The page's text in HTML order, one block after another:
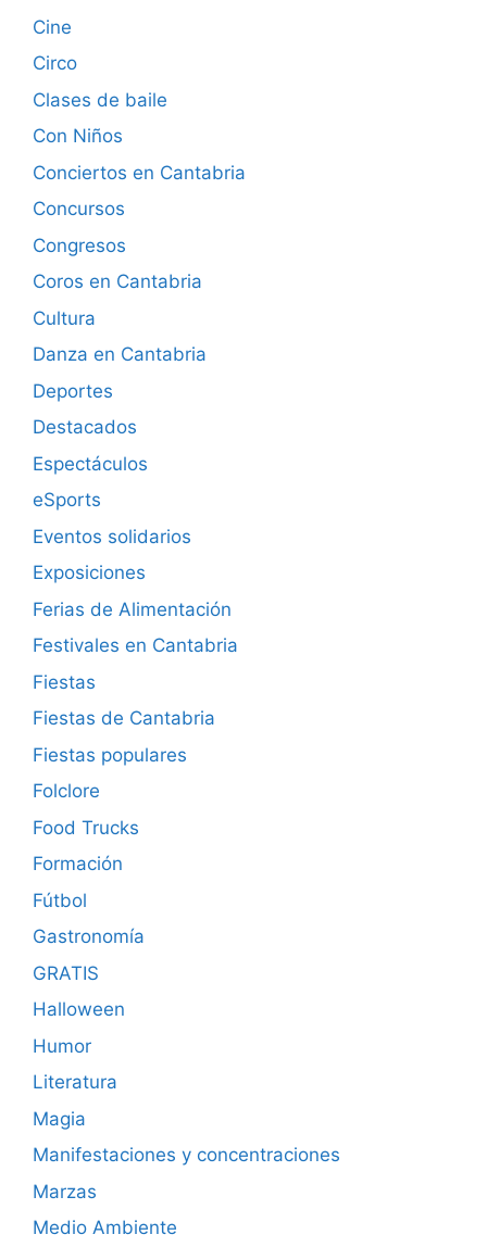
Cine
Circo
Clases de baile
Con Niños
Conciertos en Cantabria
Concursos
Congresos
Coros en Cantabria
Cultura
Danza en Cantabria
Deportes
Destacados
Espectáculos
eSports
Eventos solidarios
Exposiciones
Ferias de Alimentación
Festivales en Cantabria
Fiestas
Fiestas de Cantabria
Fiestas populares
Folclore
Food Trucks
Formación
Fútbol
Gastronomía
GRATIS
Halloween
Humor
Literatura
Magia
Manifestaciones y concentraciones
Marzas
Medio Ambiente